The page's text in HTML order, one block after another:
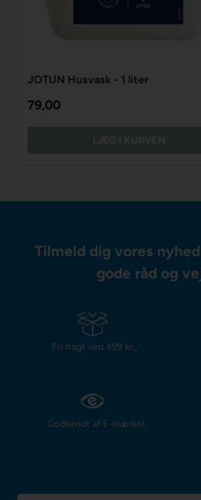
JOTUN Husvask - 1 liter
79,00
Tilmeld dig vores
gode råd og
Fri fragt ved 499 kr.,-
Godkendt af E-mærket